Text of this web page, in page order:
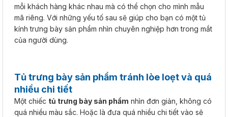
các dãy hoặc khối liền kề
Sắp xếp hình nộm vui nhộn để tạo ấn
tượng cho khách hàng
của bạn theo một phong cách lạ
Thu hút khách hàng từ cái nhìn đầu tiên
bằng tủ trưng bày sản phẩm
mỗi khách hàng khác nhau mà có thể chọn cho mình mẫu
mã riêng. Với những yếu tố sau sẽ giúp cho bạn có một tủ
kính trưng bày sản phẩm nhìn chuyên nghiệp hơn trong mắt
của người dùng.
Tủ trưng bày sản phẩm tránh lòe loẹt và quá
nhiều chi tiết
Một chiếc tủ trưng bày sản phẩm nhìn đơn giản, không có
quá nhiều màu sắc. Hoặc là đưa quá nhiều chi tiết vào sẽ